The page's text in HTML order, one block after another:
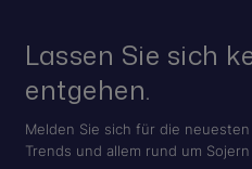
Lassen Sie sich
entgehen.
Melden Sie sich für die
Trends und allem rund um Sojern